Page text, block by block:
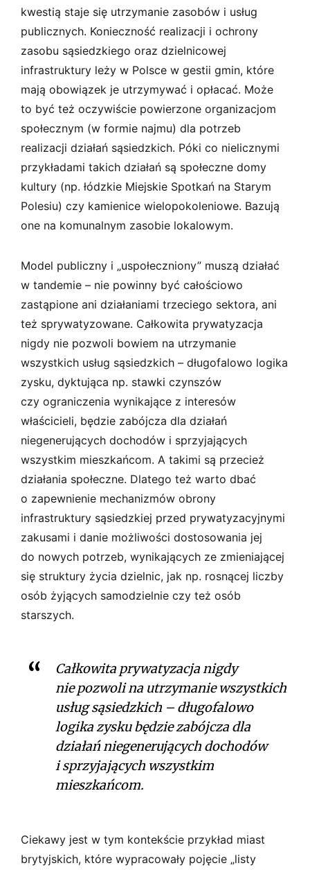
kwestią staje się utrzymanie zasobów i usług
publicznych. Konieczność realizacji i ochrony
zasobu sąsiedzkiego oraz dzielnicowej
infrastruktury leży w Polsce w gestii gmin, które
mają obowiązek je utrzymywać i opłacać. Może
to być też oczywiście powierzone organizacjom
społecznym (w formie najmu) dla potrzeb
realizacji działań sąsiedzkich. Póki co nielicznymi
przykładami takich działań są społeczne domy
kultury (np. łódzkie Miejskie Spotkań na Starym
Polesiu) czy kamienice wielopokoleniowe. Bazują
one na komunalnym zasobie lokalowym.
Model publiczny i „uspołeczniony” muszą działać
w tandemie – nie powinny być całościowo
zastąpione ani działaniami trzeciego sektora, ani
też sprywatyzowane. Całkowita prywatyzacja
nigdy nie pozwoli bowiem na utrzymanie
wszystkich usług sąsiedzkich – długofalowo logika
zysku, dyktująca np. stawki czynszów
czy ograniczenia wynikające z interesów
właścicieli, będzie zabójcza dla działań
niegenerujących dochodów i sprzyjających
wszystkim mieszkańcom. A takimi są przecież
działania społeczne. Dlatego też warto dbać
o zapewnienie mechanizmów obrony
infrastruktury sąsiedzkiej przed prywatyzacyjnymi
zakusami i danie możliwości dostosowania jej
do nowych potrzeb, wynikających ze zmieniającej
się struktury życia dzielnic, jak np. rosnącej liczby
osób żyjących samodzielnie czy też osób
starszych.
Całkowita prywatyzacja nigdy
nie pozwoli na utrzymanie wszystkich
usług sąsiedzkich – długofalowo
logika zysku będzie zabójcza dla
działań niegenerujących dochodów
i sprzyjających wszystkim
mieszkańcom.
Ciekawy jest w tym kontekście przykład miast
brytyjskich, które wypracowały pojęcie „listy